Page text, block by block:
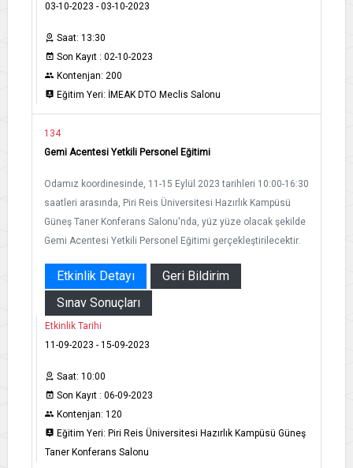
03-10-2023 - 03-10-2023
Saat: 13:30
Son Kayıt : 02-10-2023
Kontenjan: 200
Eğitim Yeri: İMEAK DTO Meclis Salonu
134
Gemi Acentesi Yetkili Personel Eğitimi
Odamız koordinesinde, 11-15 Eylül 2023 tarihleri 10:00-16:30
saatleri arasında, Piri Reis Üniversitesi Hazırlık Kampüsü
Güneş Taner Konferans Salonu'nda, yüz yüze olacak şekilde
Gemi Acentesi Yetkili Personel Eğitimi gerçekleştirilecektir.
Etkinlik Detayı
Geri Bildirim
Sınav Sonuçları
Etkinlik Tarihi
11-09-2023 - 15-09-2023
Saat: 10:00
Son Kayıt : 06-09-2023
Kontenjan: 120
Eğitim Yeri: Piri Reis Üniversitesi Hazırlık Kampüsü Güneş
Taner Konferans Salonu